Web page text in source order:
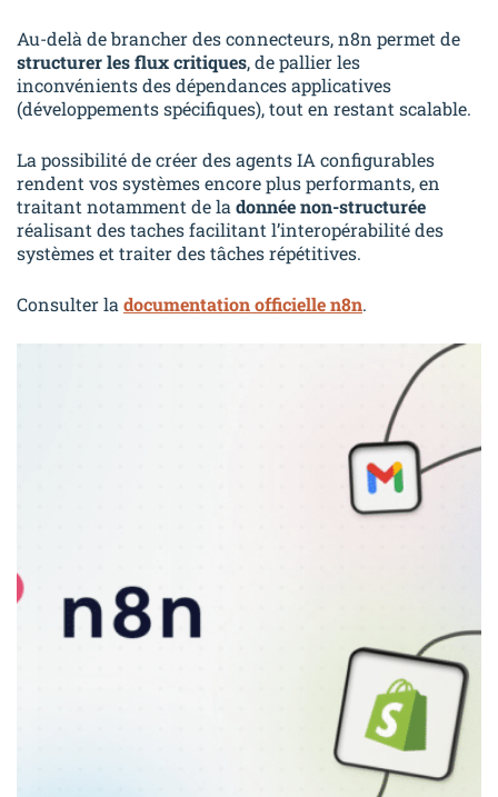
Au-delà de brancher des connecteurs, n8n permet de
structurer les flux critiques, de pallier les
inconvénients des dépendances applicatives
(développements spécifiques), tout en restant scalable.
La possibilité de créer des agents IA configurables
rendent vos systèmes encore plus performants, en
traitant notamment de la donnée non-structurée
réalisant des taches facilitant l’interopérabilité des
systèmes et traiter des tâches répétitives.
Consulter la documentation officielle n8n.